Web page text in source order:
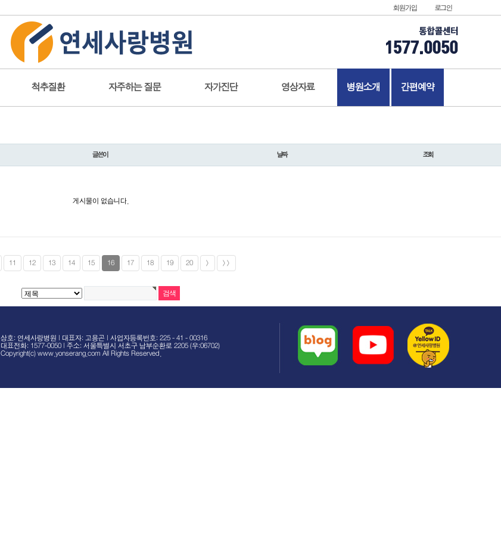
회원가입 로그인
척추질환 자주하는 질문 자가진단 영상자료 병원소개 간편예약
글쓴이 날짜 조회
게시물이 없습니다.
11 12 13 14 15 16 17 18 19 20 > >>
상호: 연세사랑병원 | 대표자: 고용곤 | 사업자등록번호: 225 - 41 - 00316
대표전화: 1577-0050 | 주소: 서울특별시 서초구 남부순환로 2205 (우:06702)
Copyright(c) www.yonserang.com All Rights Reserved.